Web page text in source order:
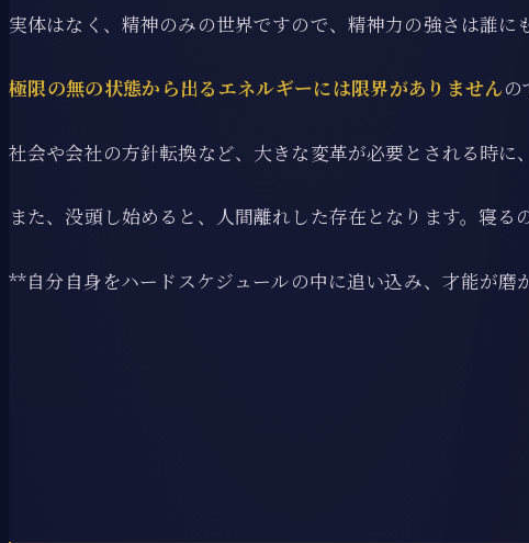
実体はなく、精神のみの世界ですので、精神力の強さは誰に
極限の無の状態から出るエネルギーには限界がありませんの
社会や会社の方針転換など、大きな変革が必要とされる時に
また、没頭し始めると、人間離れした存在となります。寝る
**自分自身をハードスケジュールの中に追い込み、才能が磨